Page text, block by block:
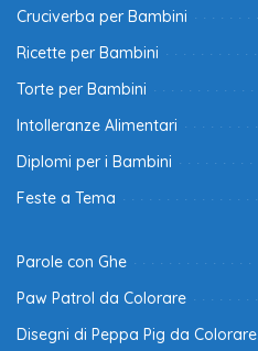
Cruciverba per Bambini
Ricette per Bambini
Torte per Bambini
Intolleranze Alimentari
Diplomi per i Bambini
Feste a Tema
Parole con Ghe
Paw Patrol da Colorare
Disegni di Peppa Pig da Colorare